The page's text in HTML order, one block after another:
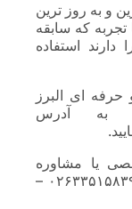
و به روز ترین
تجربه که سابقه
استفاده
ای البرز
به آدرس
یا مشاوره
تلفنی با شماره های ۰۲۶۳۳۵۰۰۸۳۸ – ۰۲۶۳۳۵۱۵۸۳۹ –